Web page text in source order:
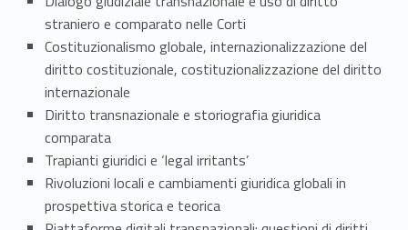
e
n
“
L
straniero e comparato nelle Corti
Costituzionalismo globale, internazionalizzazione del
diritto costituzionale, costituzionalizzazione del diritto
internazionale
Diritto transnazionale e storiografia giuridica
comparata
Trapianti giuridici e ‘legal irritants’
Rivoluzioni locali e cambiamenti giuridica globali in
prospettiva storica e teorica